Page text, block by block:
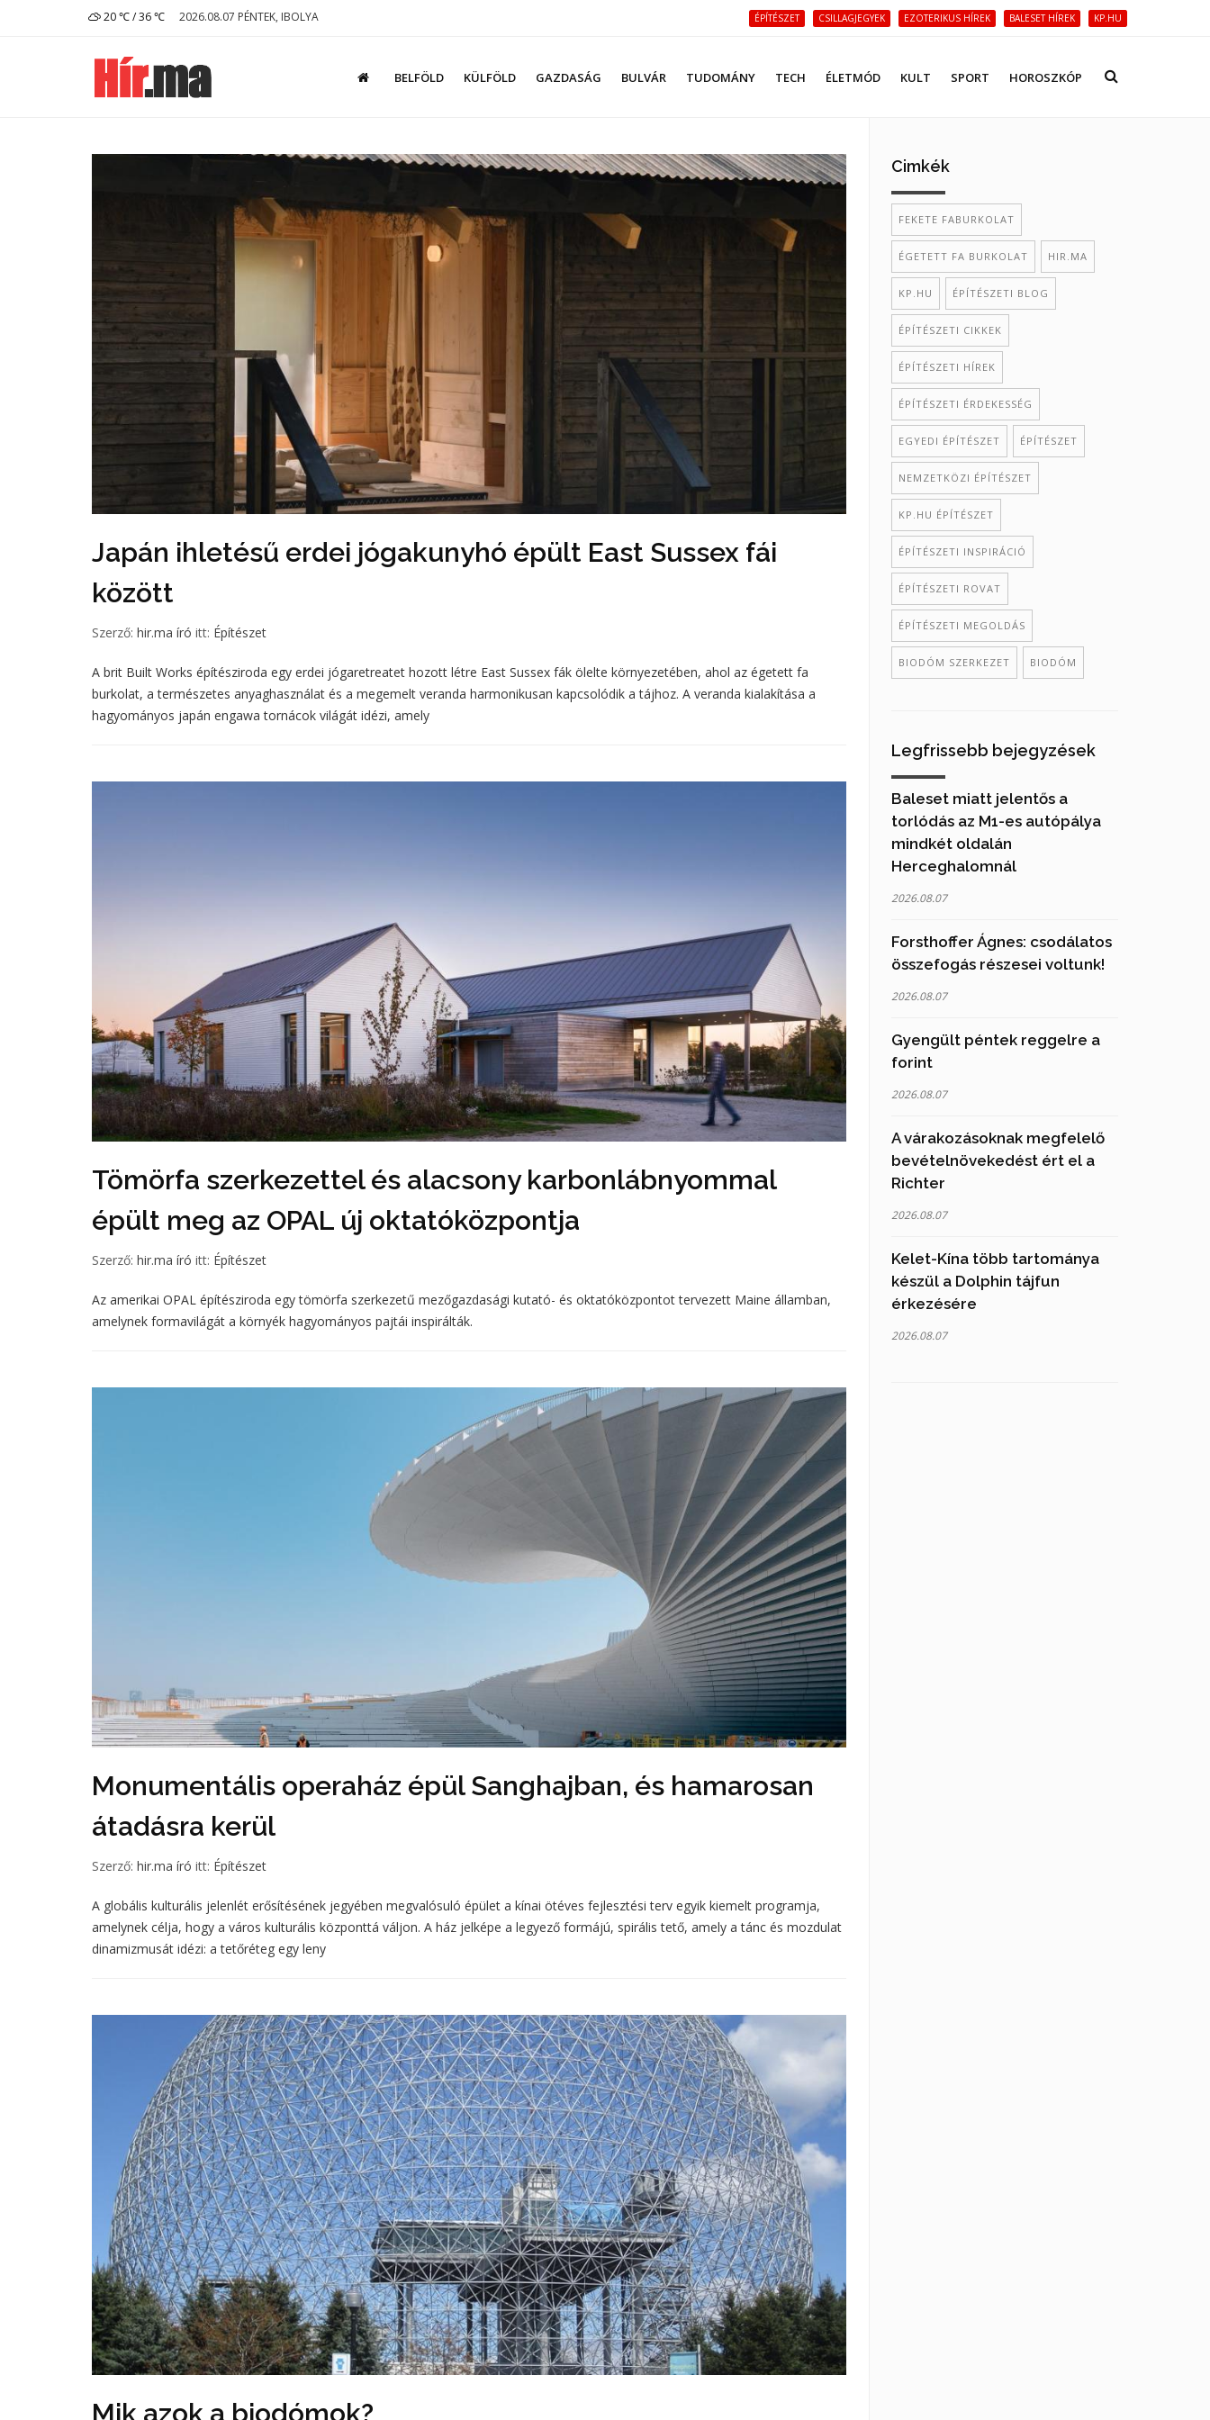
20 ℃ / 36 ℃ 2026.08.07 PÉNTEK, IBOLYA ÉPÍTÉSZET CSILLAGJEGYEK EZOTERIKUS HÍREK BALESET HÍREK KP.HU
BELFÖLD KÜLFÖLD GAZDASÁG BULVÁR TUDOMÁNY TECH ÉLETMÓD KULT SPORT HOROSZKÓP
Japán ihletésű erdei jógakunyhó épült East Sussex fái
között
Szerző: hir.ma író itt: Építészet
A brit Built Works építésziroda egy erdei jógaretreatet hozott létre East Sussex fák ölelte környezetében, ahol az égetett fa
burkolat, a természetes anyaghasználat és a megemelt veranda harmonikusan kapcsolódik a tájhoz. A veranda kialakítása a
hagyományos japán engawa tornácok világát idézi, amely
Tömörfa szerkezettel és alacsony karbonlábnyommal
épült meg az OPAL új oktatóközpontja
Szerző: hir.ma író itt: Építészet
Az amerikai OPAL építésziroda egy tömörfa szerkezetű mezőgazdasági kutató- és oktatóközpontot tervezett Maine államban,
amelynek formavilágát a környék hagyományos pajtái inspirálták.
Monumentális operaház épül Sanghajban, és hamarosan
átadásra kerül
Szerző: hir.ma író itt: Építészet
A globális kulturális jelenlét erősítésének jegyében megvalósuló épület a kínai ötéves fejlesztési terv egyik kiemelt programja,
amelynek célja, hogy a város kulturális központtá váljon. A ház jelképe a legyező formájú, spirális tető, amely a tánc és mozdulat
dinamizmusát idézi: a tetőréteg egy leny
Mik azok a biodómok?
Cimkék
FEKETE FABURKOLAT
ÉGETETT FA BURKOLAT HIR.MA
KP.HU ÉPÍTÉSZETI BLOG
ÉPÍTÉSZETI CIKKEK
ÉPÍTÉSZETI HÍREK
ÉPÍTÉSZETI ÉRDEKESSÉG
EGYEDI ÉPÍTÉSZET ÉPÍTÉSZET
NEMZETKÖZI ÉPÍTÉSZET
KP.HU ÉPÍTÉSZET
ÉPÍTÉSZETI INSPIRÁCIÓ
ÉPÍTÉSZETI ROVAT
ÉPÍTÉSZETI MEGOLDÁS
BIODÓM SZERKEZET BIODÓM
Legfrissebb bejegyzések
Baleset miatt jelentős a
torlódás az M1-es autópálya
mindkét oldalán
Herceghalomnál
2026.08.07
Forsthoffer Ágnes: csodálatos
összefogás részesei voltunk!
2026.08.07
Gyengült péntek reggelre a
forint
2026.08.07
A várakozásoknak megfelelő
bevételnövekedést ért el a
Richter
2026.08.07
Kelet-Kína több tartománya
készül a Dolphin tájfun
érkezésére
2026.08.07